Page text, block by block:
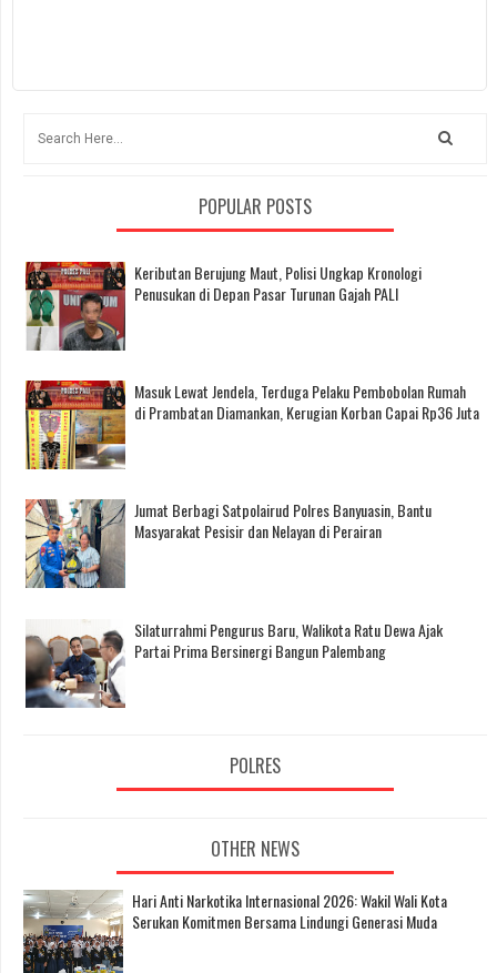
POPULAR POSTS
Keributan Berujung Maut, Polisi Ungkap Kronologi
Penusukan di Depan Pasar Turunan Gajah PALI
Masuk Lewat Jendela, Terduga Pelaku Pembobolan Rumah
di Prambatan Diamankan, Kerugian Korban Capai Rp36 Juta
Jumat Berbagi Satpolairud Polres Banyuasin, Bantu
Masyarakat Pesisir dan Nelayan di Perairan
Silaturrahmi Pengurus Baru, Walikota Ratu Dewa Ajak
Partai Prima Bersinergi Bangun Palembang
POLRES
OTHER NEWS
Hari Anti Narkotika Internasional 2026: Wakil Wali Kota
Serukan Komitmen Bersama Lindungi Generasi Muda